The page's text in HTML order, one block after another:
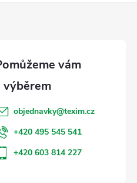
objednavky@texim.cz
+420 495 545 541
+420 603 814 227